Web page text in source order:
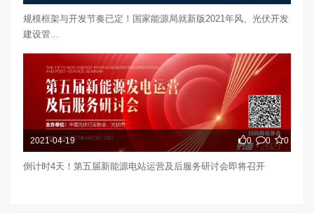
规模框架与开发节奏已定！国家能源局就新版2021年风、光伏开发
建设管...
2021-04-19 0 0 0
倒计时4天！第五届新能源电站运营及后服务研讨会即将召开